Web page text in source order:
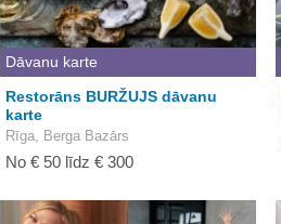
Dāvanu karte
Restorāns BURŽUJS dāvanu
karte
Rīga, Berga Bazārs
No € 50 līdz € 300